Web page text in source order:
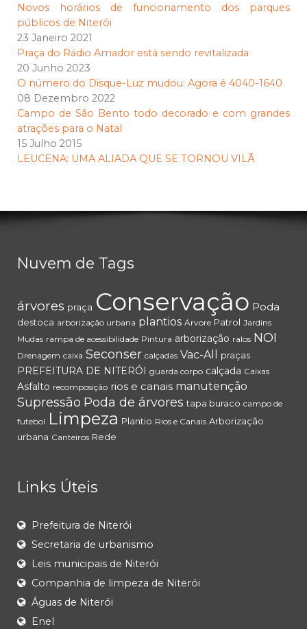
Novos horários de funcionamento dos parques
públicos de Niterói
23 Janeiro 2021
Praça do Rádio Amador está sendo revitalizada
20 Junho 2023
O número do Disque-Luz mudou: Agora é 4040-1640
08 Dezembro 2022
Campo de São Bento todo decorado e com grandes
atrações para o Natal
15 Julho 2015
LEUCENA: UMA ALIADA QUE SE TORNOU VILÃ
Nuvem de Tags
árvores praça Conservação Poda
destoca arborização urbana plantios Árvore Patrol Jardins
Mudas rampa de acessibilidade Pintura arborização ralos NOI
Drenagem caixa Seconser calçadas Vac-All praças
PREFEITURA DE NITERÓI guarda corpo calçada Caixas
Asfalto recomposição rios e canais manutenção
Supressão Poda de árvores tapa buraco campo de
futebol Limpeza Plantio Rios e Canais Arborização
urbana Canteiros Rede
Links Úteis
Prefeitura de Niterói
Secretaria de urbanismo
Leis municipais de Niterói
Companhia de limpeza de Niterói
Águas de Niterói
Enel